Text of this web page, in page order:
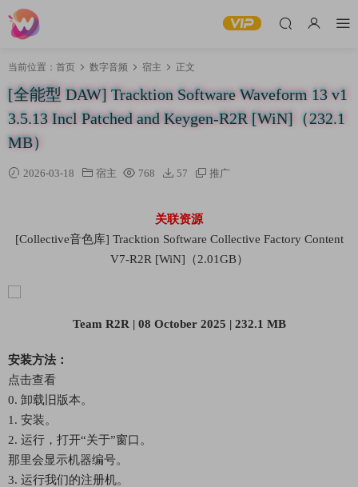
当前位置： 首页 数字音频 宿主 正文
[全能型 DAW] Tracktion Software Waveform 13 v1
3.5.13 Incl Patched and Keygen-R2R [WiN]（232.1
MB）
2026-03-18 宿主 768 57 推广
关联资源
[Collective音色库] Tracktion Software Collective Factory Content
V7-R2R [WiN]（2.01GB）
Team R2R | 08 October 2025 | 232.1 MB
安装方法：
点击查看
0. 卸载旧版本。
1. 安装。
2. 运行，打开“关于”窗口。
那里会显示机器编号。
3. 运行我们的注册机。